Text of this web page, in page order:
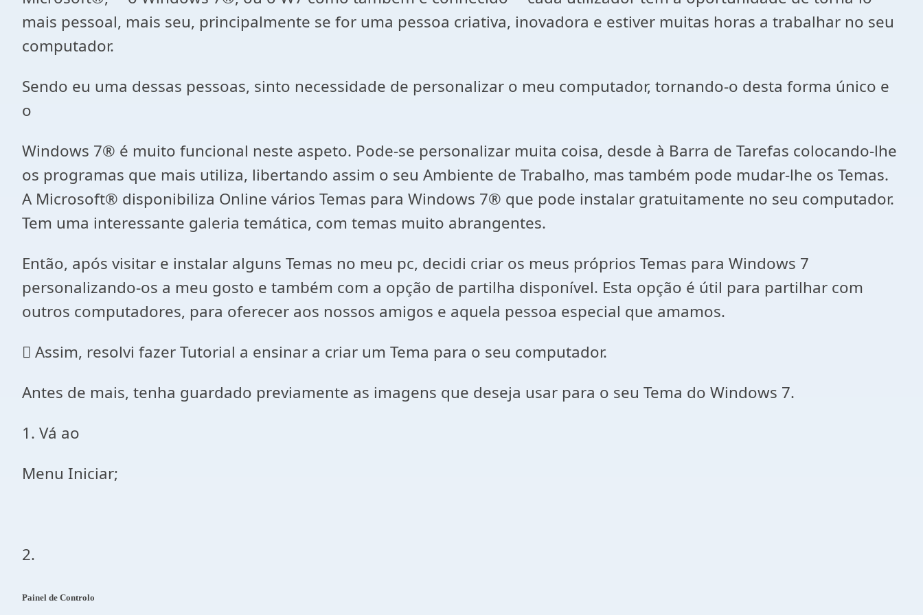
mais pessoal, mais seu, principalmente se for uma pessoa criativa, inovadora e estiver muitas horas a trabalhar no seu
computador.
Sendo eu uma dessas pessoas, sinto necessidade de personalizar o meu computador, tornando-o desta forma único e
o
Windows 7® é muito funcional neste aspeto. Pode-se personalizar muita coisa, desde à Barra de Tarefas colocando-lhe
os programas que mais utiliza, libertando assim o seu Ambiente de Trabalho, mas também pode mudar-lhe os Temas.
A Microsoft® disponibiliza Online vários Temas para Windows 7® que pode instalar gratuitamente no seu computador.
Tem uma interessante galeria temática, com temas muito abrangentes.
Então, após visitar e instalar alguns Temas no meu pc, decidi criar os meus próprios Temas para Windows 7
personalizando-os a meu gosto e também com a opção de partilha disponível. Esta opção é útil para partilhar com
outros computadores, para oferecer aos nossos amigos e aquela pessoa especial que amamos.
 Assim, resolvi fazer Tutorial a ensinar a criar um Tema para o seu computador.
Antes de mais, tenha guardado previamente as imagens que deseja usar para o seu Tema do Windows 7.
1. Vá ao
Menu Iniciar;
2.
Painel de Controlo